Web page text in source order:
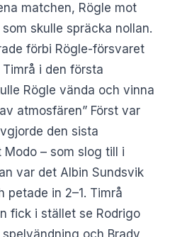
matchen, Rögle mot
skulle spräcka nollan.
förbi Rögle-försvaret
i den första
Rögle vända och vinna
atmosfären” Först var
den sista
– som slog till i
var det Albin Sundsvik
petade in 2–1. Timrå
fick i stället se Rodrigo